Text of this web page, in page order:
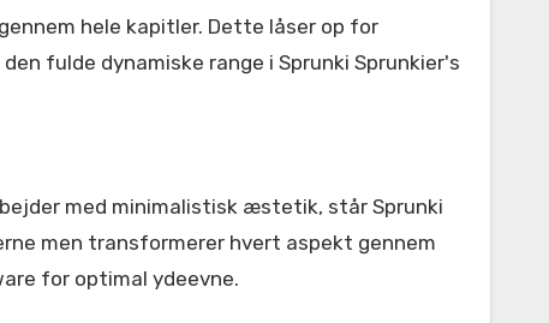
hele kapitler. Dette låser op for
fulde dynamiske range i Sprunki Sprunkier's
med minimalistisk æstetik, står Sprunki
men transformerer hvert aspekt gennem
for optimal ydeevne.